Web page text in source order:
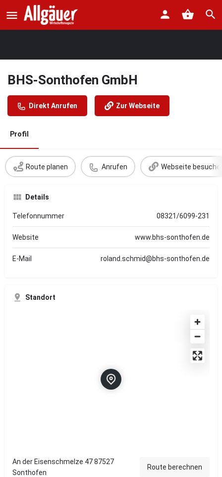
BHS-Sonthofen GmbH
Direkt Anrufen Zur Webseite
Profil
Route planen Anrufen Webseite
Details
Telefonnummer 08321/6099-231
Website www.bhs-sonthofen.de
E-Mail roland.schmid@bhs-sonthofen.de
Standort
An der Eisenschmelze 47 87527
Sonthofen
Route berechnen